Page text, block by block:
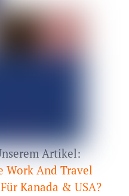
Artikel:
Work And Travel
Kanada & USA?